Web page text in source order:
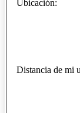
Ubicación:
Distancia de mi